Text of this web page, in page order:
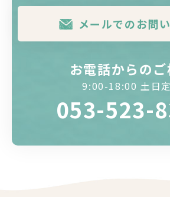
メールでのお問
お電話からの
9:00-18:00 土日
053-523-